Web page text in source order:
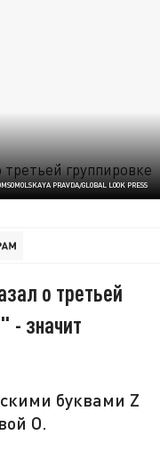
PRAVDA/GLOBAL LOOK PRESS
о третьей
- значит
буквами Z
O.